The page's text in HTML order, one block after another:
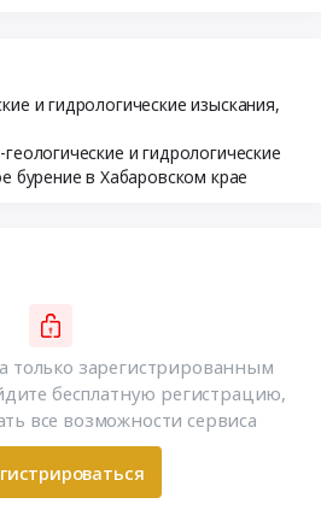
и гидрологические изыскания,
и гидрологические
бурение в Хабаровском крае
только зарегистрированным
бесплатную регистрацию,
все возможности сервиса